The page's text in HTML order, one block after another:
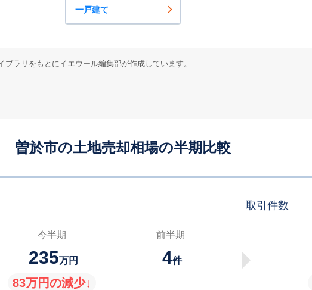
一戸建て
ブラリ をもとにイエウール編集部が作成しています。
曽於市の土地売却相場の半期比較
今半期
235万円
83万円の減少↓
取引件数
前半期
4件